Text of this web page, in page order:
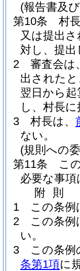
(報告書及
第10条
村
又は提出
対し、提
2
審査会は
出された
翌日から
し、村長
3
村長は、
ない。
(規則への
第11条
こ
必要な事
附 則
1
この条例
2
この条
い。
3
この条例
条第1項に